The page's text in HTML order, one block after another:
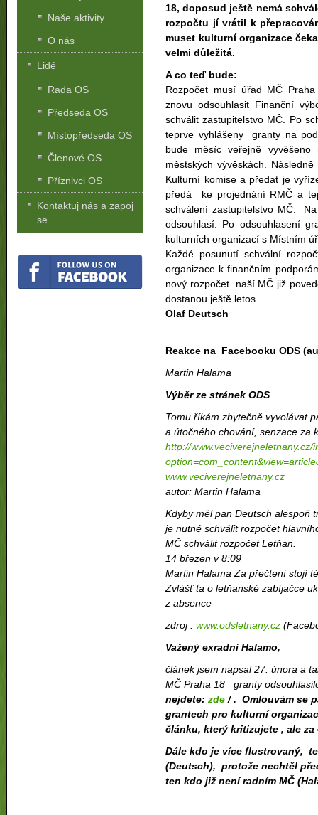
18, doposud ještě nemá
rozpočtu jí vrátil k
muset kulturní organizace
velmi důležitá.
A co teď bude:
Rozpočet musí úřad MČ
znovu odsouhlasit Finanční
schválit zastupitelstvo MČ. Po
teprve vyhlášeny granty na
bude měsíc veřejně
městských vývěskách.
Kulturní komise a předat je
předá ke projednání RMČ a
schválení zastupitelstvo MČ.
odsouhlasí. Po odsouhlasení
kulturních organizací s Místním
Každé posunutí schvální
organizace k finančním
nový rozpočet naší MČ již
dostanou ještě letos.
Olaf Deutsch
Reakce na Facebooku ODS
Martin Halama
Výběr ze stránek ODS
Tomu říkám zbytečně vyvolávat
a útočného chování, senzace za
http://www.veciverejneletnany.cz/
www.veciverejneletnany.cz
autor: Martin Halama
Kdyby měl pan Deutsch alespoň
je nutné schválit rozpočet
MČ schválit rozpočet Letňan.
14 březen v 8:09
Martin Halama Za přečtení stojí
Zvlášť ta o letňanské zabíjačce
z absence
zdroj :www.odsletnany.cz
Važený exradní Halamo,
článek jsem napsal 27. února a
MČ Praha 18granty
nejdete:zde/ . Omlouvám se
grantech pro kulturní
článku, který kritizujete , ale
Dále kdo je více flustrovaný,
(Deutsch), protože nechtěl
ten kdo již není radním MČ
Naše aktivity
O nás
Lidé
Rada OS
Předseda OS
Místopředseda OS
Členové OS
Příznivci OS
Kontaktuj nás a zapoj
se